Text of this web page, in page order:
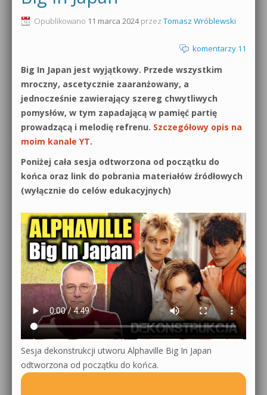
Produkcja muzyczna od podstaw
Sound Forge od podstaw
Dubstep z syntezatorem Massive
Kontakt 5 Kompendium
Pakiety
0dB.pl - informacje
Materiały dla mediów
Archiwum aktualności
Polityka prywatności
Działanie sklepu internetowego
Opublikowano 11 marca 2024przez Tomasz Wróblewski
komentarzy 11
Big In Japan jest wyjątkowy. Przede wszystkim
mroczny, ascetycznie zaaranżowany, a
jednocześnie zawierający szereg chwytliwych
pomysłów, w tym zapadającą w pamięć partię
prowadzącą i melodię refrenu. Szczegółowy opis na
moim kanale YT.
Poniżej cała sesja odtworzona od początku do
końca oraz link do pobrania materiałów źródłowych
(wyłącznie do celów edukacyjnych)
Sesja dekonstrukcji utworu Alphaville Big In Japan
odtworzona od początku do końca.